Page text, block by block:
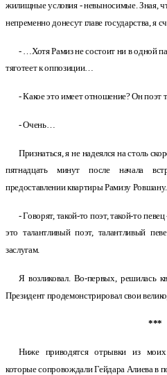
жилищные условия - невыносимые. Зная,
непременно донесут главе государства, я
- …Хотя Рамиз не состоит ни в одной
тяготеет к оппозиции…
- Какое это имеет отношение? Он поэт
- Очень…
Признаться, я не надеялся на столь
пятнадцать минут после начала
предоставлении квартиры Рамизу Ровшану.
- Говорят, такой-то поэт, такой-то
это талантливый поэт, талантливый
заслугам.
Я возликовал. Во-первых, решилась
Президент продемонстрировал свои
***
Ниже приводятся отрывки из моих
которые сопровождали Гейдара Алиева в